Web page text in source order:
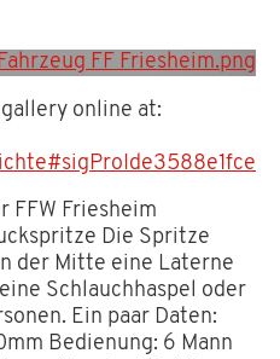
online at:
FFW Friesheim
Die Spritze
der Mitte eine Laterne
Schlauchhaspel oder
Ein paar Daten:
Bedienung: 6 Mann